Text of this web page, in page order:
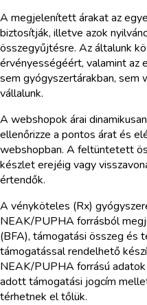
A megjelenített árakat az
biztosítják, illetve azok
összegyűjtésre. Az általunk
érvényességéért, valamint
sem gyógyszertárakban,
vállalunk.
A webshopok árai
ellenőrizze a pontos árat és
webshopban. A feltüntetett
készlet erejéig vagy
értendők.
A vényköteles (Rx)
NEAK/PUPHA forrásból
(BFA), támogatási összeg és
támogatással rendelhető
NEAK/PUPHA forrású
adott támogatási jogcím
térhetnek el tőlük.